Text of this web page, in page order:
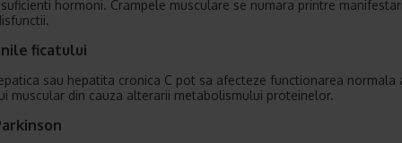
hormoni. Crampele musculare se numara printre
ficatului
sau hepatita cronica C pot sa afecteze functionarea normala
muscular din cauza alterarii metabolismului proteinelor.